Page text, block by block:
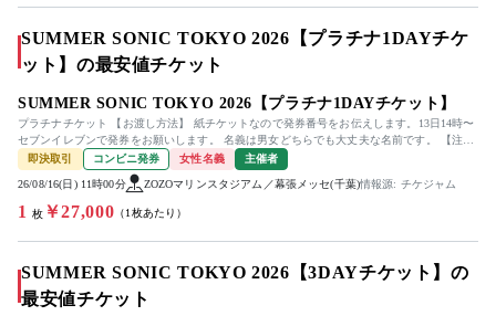
SUMMER SONIC TOKYO 2026【プラチナ1DAYチケ
ット】の最安値チケット
SUMMER SONIC TOKYO 2026【プラチナ1DAYチケット】
プラチナチケット 【お渡し方法】 紙チケットなので発券番号をお伝えします。13日14時〜
セブンイレブンで発券をお願いします。 名義は男女どちらでも大丈夫な名前です。 【注意
事項】 ...
即決取引 コンビニ発券 女性名義 主催者
26/08/16(日) 11時00分 ZOZOマリンスタジアム／幕張メッセ(千葉)情報源: チケジャム
1 枚￥27,000 （1枚あたり）
SUMMER SONIC TOKYO 2026【3DAYチケット】の
最安値チケット